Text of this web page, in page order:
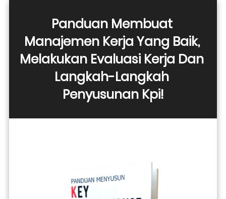
Panduan Membuat
Manajemen Kerja Yang Baik,
Melakukan Evaluasi Kerja Dan
Langkah-Langkah
Penyusunan Kpi!